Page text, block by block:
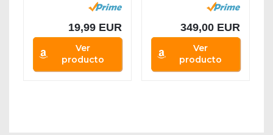
19,99 EUR
Ver
producto
349,00 EUR
Ver
producto